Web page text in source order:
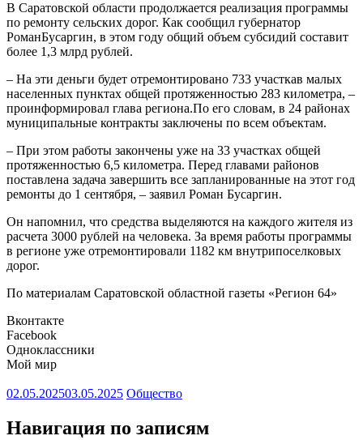
В Саратовской области продолжается реализация программы
по ремонту сельских дорог. Как сообщил губернатор
РоманБусаргин, в этом году общий объем субсидий составит
более 1,3 млрд рублей.
– На эти деньги будет отремонтировано 733 участкав малых
населенных пунктах общей протяженностью 283 километра, –
проинформировал глава региона.По его словам, в 24 районах
муниципальные контракты заключены по всем объектам.
– При этом работы закончены уже на 33 участках общей
протяженностью 6,5 километра. Перед главами районов
поставлена задача завершить все запланированные на этот год
ремонты до 1 сентября, – заявил Роман Бусаргин.
Он напомнил, что средства выделяются на каждого жителя из
расчета 3000 рублей на человека. За время работы программы
в регионе уже отремонтировали 1182 км внутрипоселковых
дорог.
По материалам Саратовской областной газеты «Регион 64»
Вконтакте
Facebook
Одноклассники
Мой мир
02.05.202503.05.2025 Общество
Навигация по записям